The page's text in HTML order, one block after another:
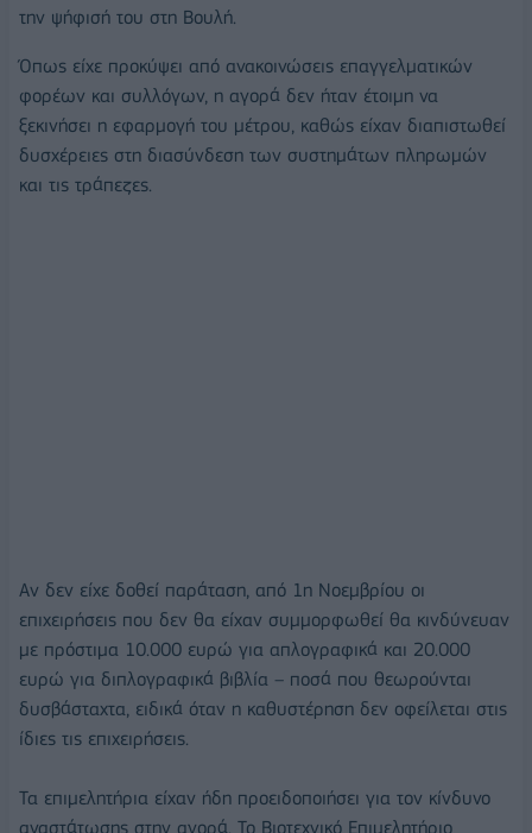
την ψήφισή του στη Βουλή.
Όπως είχε προκύψει από ανακοινώσεις επαγγελματικών
φορέων και συλλόγων, η αγορά δεν ήταν έτοιμη να
ξεκινήσει η εφαρμογή του μέτρου, καθώς είχαν διαπιστωθεί
δυσχέρειες στη διασύνδεση των συστημάτων πληρωμών
και τις τράπεζες.
Αν δεν είχε δοθεί παράταση, από 1η Νοεμβρίου οι
επιχειρήσεις που δεν θα είχαν συμμορφωθεί θα κινδύνευαν
με πρόστιμα 10.000 ευρώ για απλογραφικά και 20.000
ευρώ για διπλογραφικά βιβλία – ποσά που θεωρούνται
δυσβάσταχτα, ειδικά όταν η καθυστέρηση δεν οφείλεται στις
ίδιες τις επιχειρήσεις.
Τα επιμελητήρια είχαν ήδη προειδοποιήσει για τον κίνδυνο
αναστάτωσης στην αγορά. Το Βιοτεχνικό Επιμελητήριο